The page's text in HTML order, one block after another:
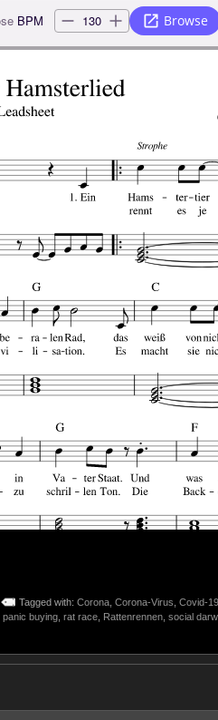
Tagged with: Corona, Corona-Virus, Covid-19
panic buying, rat race, Rattenrennen, social